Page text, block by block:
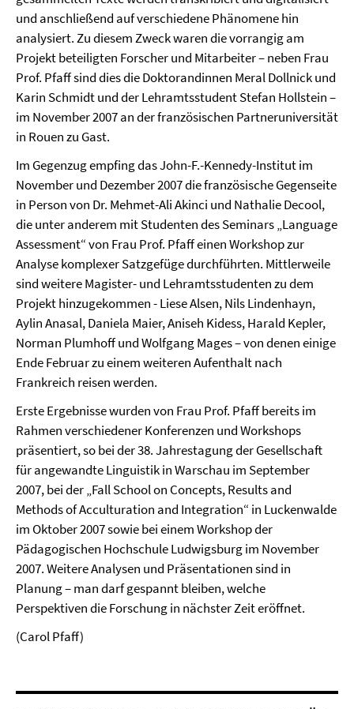
und anschließend auf verschiedene Phänomene hin
analysiert. Zu diesem Zweck waren die vorrangig am
Projekt beteiligten Forscher und Mitarbeiter – neben Frau
Prof. Pfaff sind dies die Doktorandinnen Meral Dollnick und
Karin Schmidt und der Lehramtsstudent Stefan Hollstein –
im November 2007 an der französischen Partneruniversität
in Rouen zu Gast.
Im Gegenzug empfing das John-F.-Kennedy-Institut im
November und Dezember 2007 die französische Gegenseite
in Person von Dr. Mehmet-Ali Akinci und Nathalie Decool,
die unter anderem mit Studenten des Seminars „Language
Assessment“ von Frau Prof. Pfaff einen Workshop zur
Analyse komplexer Satzgefüge durchführten. Mittlerweile
sind weitere Magister- und Lehramtsstudenten zu dem
Projekt hinzugekommen - Liese Alsen, Nils Lindenhayn,
Aylin Anasal, Daniela Maier, Aniseh Kidess, Harald Kepler,
Norman Plumhoff und Wolfgang Mages – von denen einige
Ende Februar zu einem weiteren Aufenthalt nach
Frankreich reisen werden.
Erste Ergebnisse wurden von Frau Prof. Pfaff bereits im
Rahmen verschiedener Konferenzen und Workshops
präsentiert, so bei der 38. Jahrestagung der Gesellschaft
für angewandte Linguistik in Warschau im September
2007, bei der „Fall School on Concepts, Results and
Methods of Acculturation and Integration“ in Luckenwalde
im Oktober 2007 sowie bei einem Workshop der
Pädagogischen Hochschule Ludwigsburg im November
2007. Weitere Analysen und Präsentationen sind in
Planung – man darf gespannt bleiben, welche
Perspektiven die Forschung in nächster Zeit eröffnet.
(Carol Pfaff)